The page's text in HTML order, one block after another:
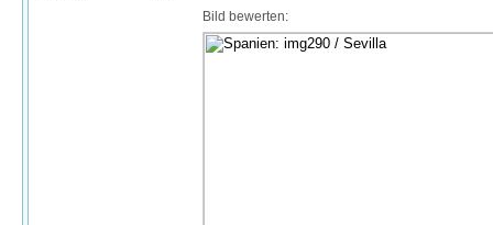
Bild bewerten: